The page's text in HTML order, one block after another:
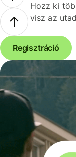
Hozz ki
visz az
Regisztráció